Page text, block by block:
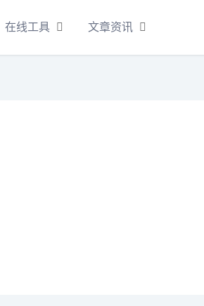
在线工具 文章资讯